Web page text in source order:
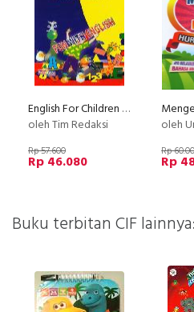
English For Children Beginner 1-2 (Paket)
oleh Tim Redaksi
Rp 57.600
Rp 46.080
oleh
Rp
Rp
Buku terbitan CIF lainnya: